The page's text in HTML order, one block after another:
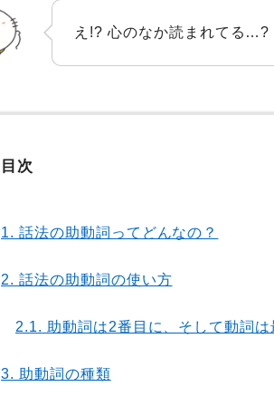
え!? 心のなか読まれてる…?
目次
1. 話法の助動詞ってどんなの？
2. 話法の助動詞の使い方
2.1. 助動詞は2番目に、そして動詞
3. 助動詞の種類